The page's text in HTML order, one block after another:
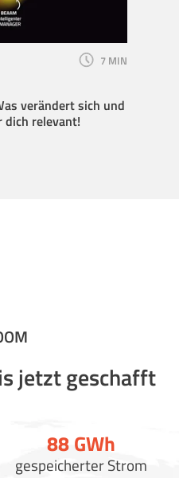
7 MIN
verändert sich und
relevant!
jetzt geschafft
88GWh
gespeicherter Strom